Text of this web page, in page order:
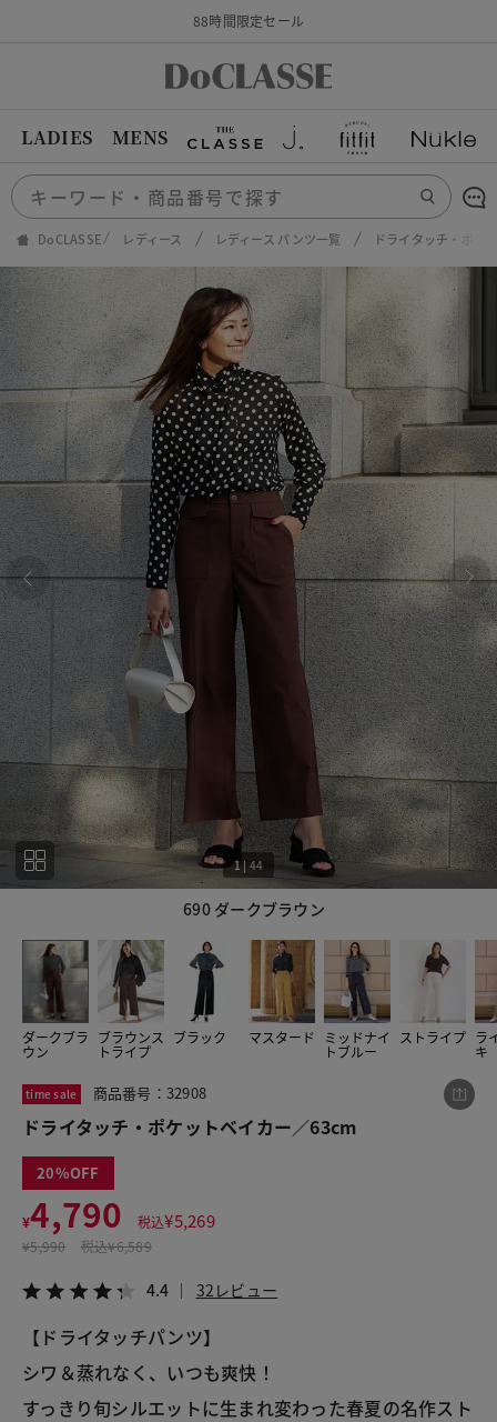
88時間限定セール
LADIES MENS
DoCLASSE レディース レディース パンツ一覧 ドライタッチ・ポケ
690 ダークブラウン
1| 44
ダークブラ
ウン
ブラウンス
トライプ
ブラック マスタード ミッドナイ
トブルー
ストライプ ラ
キ
time sale 商品番号：32908
ドライタッチ・ポケットベイカー／63cm
20
¥4,790 税込¥5,269
¥5,990 税込¥6,589
4.4 32レビュー
【ドライタッチパンツ】
シワ＆蒸れなく、いつも爽快！
すっきり旬シルエットに生まれ変わった春夏の名作スト
この商品をシェアする
ドライタッチ・ポケットベイカー／63cm